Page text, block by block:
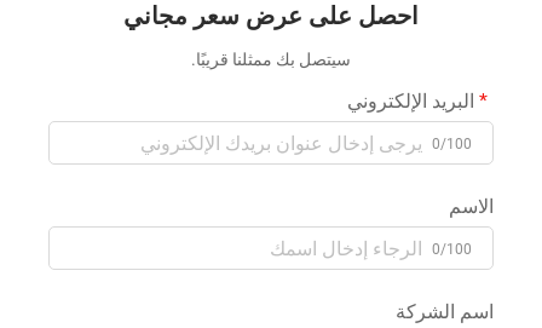
احصل على عرض سعر مجاني
سيتصل بك ممثلنا قريبًا.
البريد الإلكتروني
0/100
الاسم
0/100
اسم الشركة